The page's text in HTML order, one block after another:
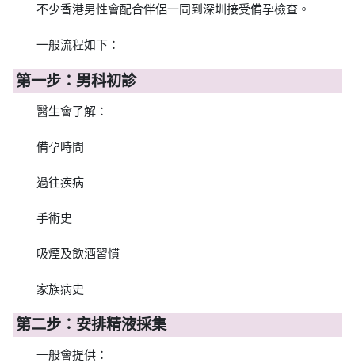
不少香港男性會配合伴侶一同到深圳接受備孕檢查。
一般流程如下：
第一步：男科初診
醫生會了解：
備孕時間
過往疾病
手術史
吸煙及飲酒習慣
家族病史
第二步：安排精液採集
一般會提供：